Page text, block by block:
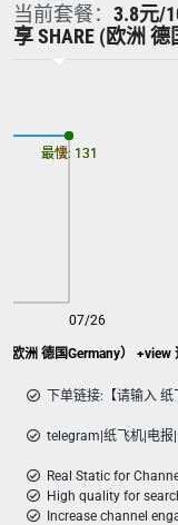
当前套餐： 3.8元/
享 SHARE (欧洲 德
|TG|电报 分享 share (欧洲 德国Germany
07/26
最慢: 131
最快: 131
下单链接:【请输入
telegram|纸飞机|电报
Real Static for
High quality for
Increase channel